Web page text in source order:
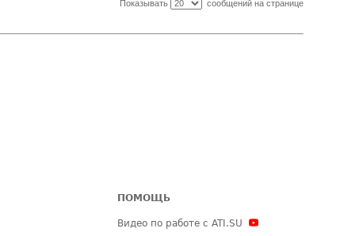
Показывать
сообщений на странице
ПОМОЩЬ
Видео по работе с ATI.SU